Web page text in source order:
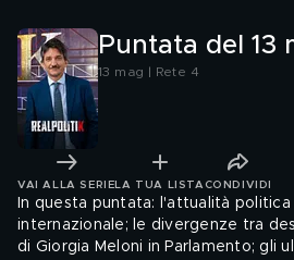
Puntata del 13
13 mag | Rete 4
VAI ALLA SERIE LA TUA LISTA CONDIVIDI
In questa puntata: l'attualità politica
internazionale; le divergenze tra
di Giorgia Meloni in Parlamento; gli